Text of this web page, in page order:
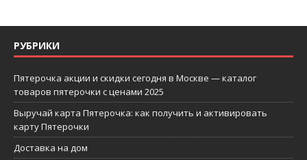
РУБРИКИ
Пятерочка акции и скидки сегодня в Москве — каталог
товаров пятерочки с ценами 2025
Выручай карта Пятерочка: как получить и активировать
карту Пятерочки
Доставка на дом